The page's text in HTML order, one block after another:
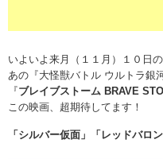
いよいよ来月（１１月）１０日
あの『大怪獣バトル ウルトラ銀
『ブレイブストーム BRAVE
この映画、超期待してます！
「シルバー仮面」「レッドバロ